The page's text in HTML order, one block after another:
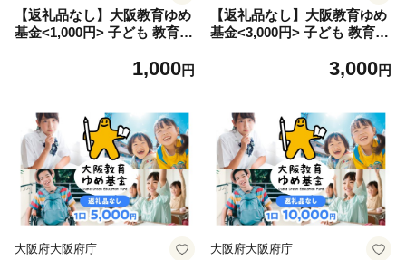
【返礼品なし】大阪教育ゆめ
基金<1,000円> 子ども 教育
1,000円
【返礼品なし】大阪教育ゆめ
基金<3,000円> 子ども 教育
3,000円
大阪府大阪府庁 大阪府大阪府庁